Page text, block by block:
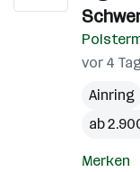
vor 4
Ainring
ab
Merken